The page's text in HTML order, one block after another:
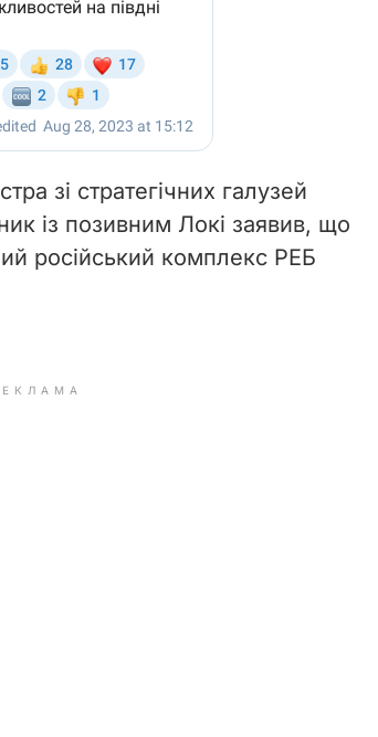
зі стратегічних галузей
із позивним Локі заявив, що
російський комплекс РЕБ